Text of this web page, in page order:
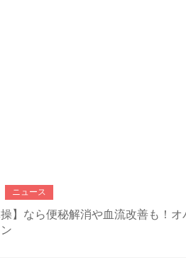
ニュース
操】なら便秘解消や血流改善も！